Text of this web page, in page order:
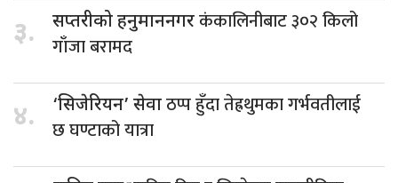
३. सप्तरीको हनुमाननगरकंकालिनीबाट ३०२ किलो
गाँजा बरामद
४. ‘सिजेरियन’ सेवाठप्प हुँदा तेह्रथुमका गर्भवतीलाई
छ घण्टाको यात्रा